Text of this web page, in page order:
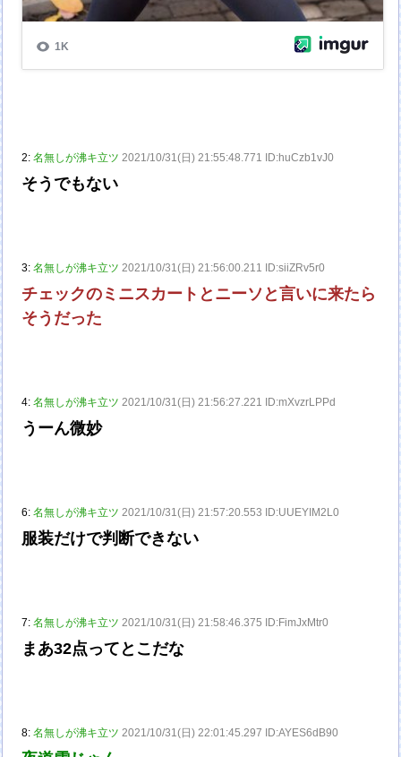
2:名無しが沸キ立ツ 2021/10/31(日) 21:55:48.771 ID:huCzb1vJ0
そうでもない
3:名無しが沸キ立ツ 2021/10/31(日) 21:56:00.211 ID:siiZRv5r0
チェックのミニスカートとニーソと言いに来たら
そうだった
4:名無しが沸キ立ツ 2021/10/31(日) 21:56:27.221 ID:mXvzrLPPd
うーん微妙
6:名無しが沸キ立ツ 2021/10/31(日) 21:57:20.553 ID:UUEYIM2L0
服装だけで判断できない
7:名無しが沸キ立ツ 2021/10/31(日) 21:58:46.375 ID:FimJxMtr0
まあ32点ってとこだな
8:名無しが沸キ立ツ 2021/10/31(日) 22:01:45.297 ID:AYES6dB90